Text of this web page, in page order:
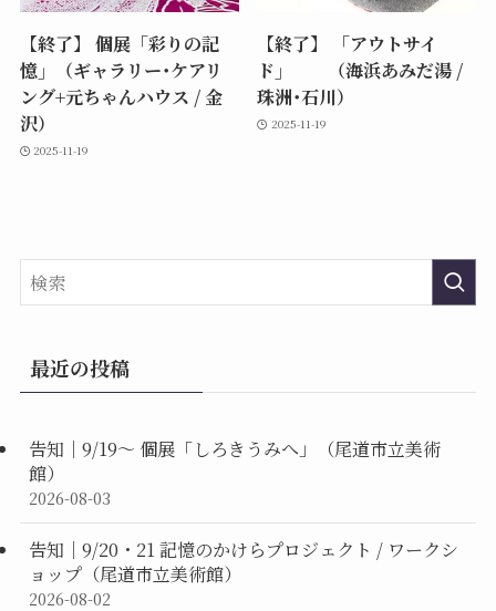
【終了】 個展「彩りの記
憶」（ギャラリー･ケアリ
ング+元ちゃんハウス / 金
沢）
2025-11-19
【終了】 「アウトサイ
ド」 （海浜あみだ湯 /
珠洲･石川）
2025-11-19
最近の投稿
告知｜9/19〜 個展「しろきうみへ」（尾道市立美術
館）
2026-08-03
告知｜9/20・21 記憶のかけらプロジェクト / ワークシ
ョップ（尾道市立美術館）
2026-08-02